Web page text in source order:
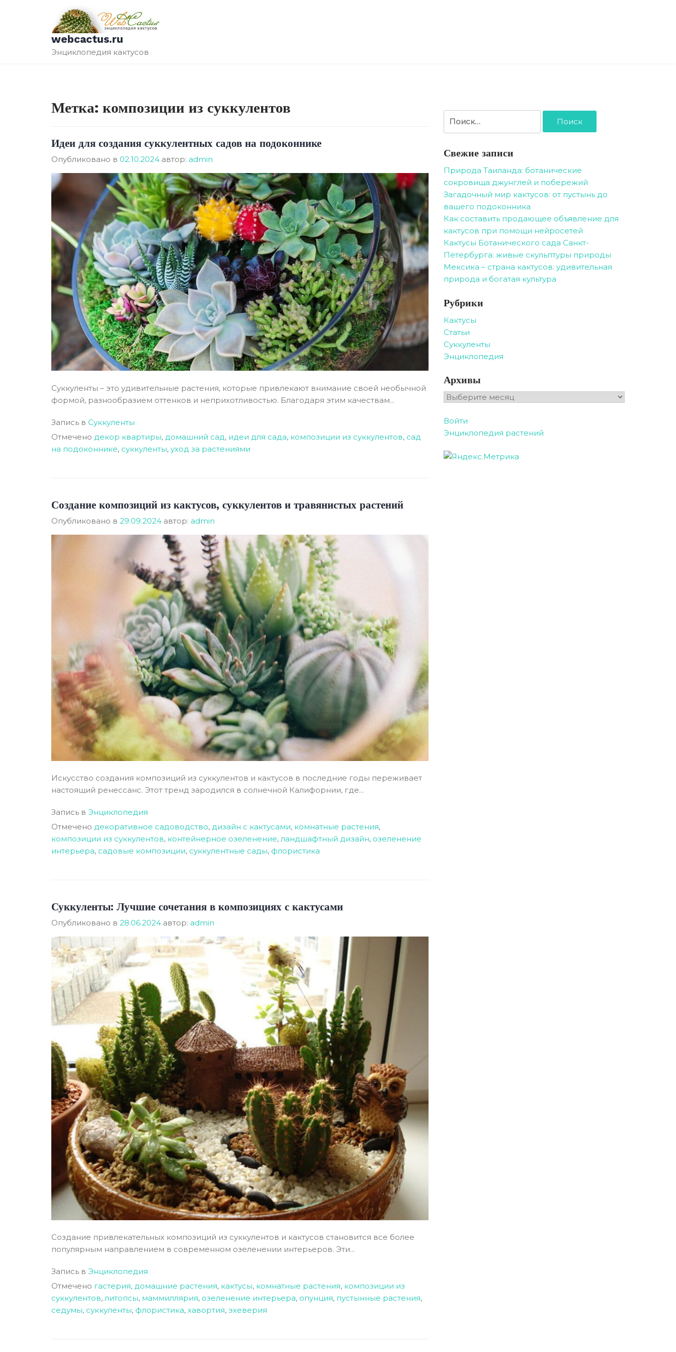
содержимому
webcactus.ru
Энциклопедия кактусов
Метка: композиции из суккулентов
Идеи для создания суккулентных садов на подоконнике
Опубликовано в 02.10.2024 автор: admin
Суккуленты – это удивительные растения, которые привлекают внимание своей необычной
формой, разнообразием оттенков и неприхотливостью. Благодаря этим качествам...
Запись в Суккуленты
Отмечено декор квартиры, домашний сад, идеи для сада, композиции из суккулентов, сад
на подоконнике, суккуленты, уход за растениями
Создание композиций из кактусов, суккулентов и травянистых растений
Опубликовано в 29.09.2024 автор: admin
Искусство создания композиций из суккулентов и кактусов в последние годы переживает
настоящий ренессанс. Этот тренд зародился в солнечной Калифорнии, где...
Запись в Энциклопедия
Отмечено декоративное садоводство, дизайн с кактусами, комнатные растения,
композиции из суккулентов, контейнерное озеленение, ландшафтный дизайн, озеленение
интерьера, садовые композиции, суккулентные сады, флористика
Суккуленты: Лучшие сочетания в композициях с кактусами
Опубликовано в 28.06.2024 автор: admin
Создание привлекательных композиций из суккулентов и кактусов становится все более
популярным направлением в современном озеленении интерьеров. Эти...
Запись в Энциклопедия
Отмечено гастерия, домашние растения, кактусы, комнатные растения, композиции из
суккулентов, литопсы, маммиллярия, озеленение интерьера, опунция, пустынные растения,
седумы, суккуленты, флористика, хавортия, эхеверия
Свежие записи
Природа Таиланда: ботанические
сокровища джунглей и побережий
Загадочный мир кактусов: от пустынь до
вашего подоконника
Как составить продающее объявление для
кактусов при помощи нейросетей
Кактусы Ботанического сада Санкт-
Петербурга: живые скульптуры природы
Мексика – страна кактусов: удивительная
природа и богатая культура
Рубрики
Кактусы
Статьи
Суккуленты
Энциклопедия
Архивы
Архивы
Войти
Энциклопедия растений